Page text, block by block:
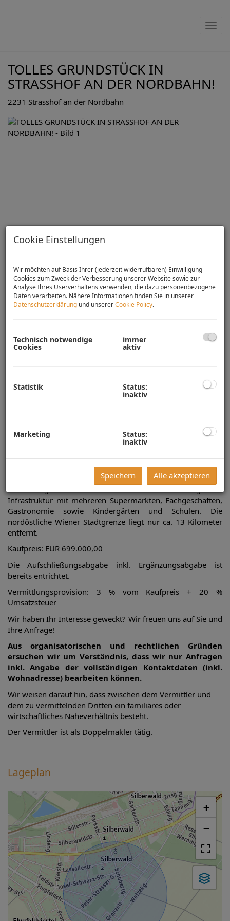
TOLLES GRUNDSTÜCK IN
STRASSHOF AN DER NORDBAHN!
2231 Strasshof an der Nordbahn
In einer schönen Wohnsiedlung freut sich ein tolles
Mit ca. 1.720 m² Grundstücksfläche steht entweder dem
Traum vom geräumigen Wohnen auf entsprechend großem
oder ist mit einer Teilung die Möglichkeit zur Gründung
einer zweiten Bauparzelle möglich.
Infrastruktur mit mehreren Supermärkten, Fachgeschäften,
Gastronomie sowie Kindergärten und Schulen. Die
nordöstliche Wiener Stadtgrenze liegt nur ca. 13 Kilometer
entfernt.
Kaufpreis: EUR 699.000,00
Die Aufschließungsabgabe inkl. Ergänzungsabgabe ist
bereits entrichtet.
Vermittlungsprovision: 3 % vom Kaufpreis + 20 %
Umsatzsteuer
Wir haben Ihr Interesse geweckt? Wir freuen uns auf Sie und
Ihre Anfrage!
Aus organisatorischen und rechtlichen Gründen
ersuchen wir um Verständnis, dass wir nur Anfragen
inkl. Angabe der vollständigen Kontaktdaten (inkl.
Wohnadresse) bearbeiten können.
Wir weisen darauf hin, dass zwischen dem Vermittler und
dem zu vermittelnden Dritten ein familiäres oder
wirtschaftliches Naheverhältnis besteht.
Der Vermittler ist als Doppelmakler tätig.
Lageplan
+
−
Cookie Einstellungen
Wir möchten auf Basis Ihrer (jederzeit widerrufbaren) Einwilligung
Cookies zum Zweck der Verbesserung unserer Website sowie zur
Analyse Ihres Userverhaltens verwenden, die dazu personenbezogene
Daten verarbeiten. Nähere Informationen finden Sie in unserer
Datenschutzerklärung und unsererCookie Policy.
Technisch notwendige
Cookies
immer
aktiv
Statistik Status:
inaktiv
Marketing Status:
inaktiv
Speichern Alle akzeptieren